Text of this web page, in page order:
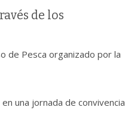
de los
de Pesca organizado por la
una jornada de convivencia